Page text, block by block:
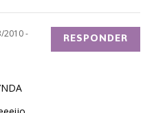
2010 -
RESPONDER